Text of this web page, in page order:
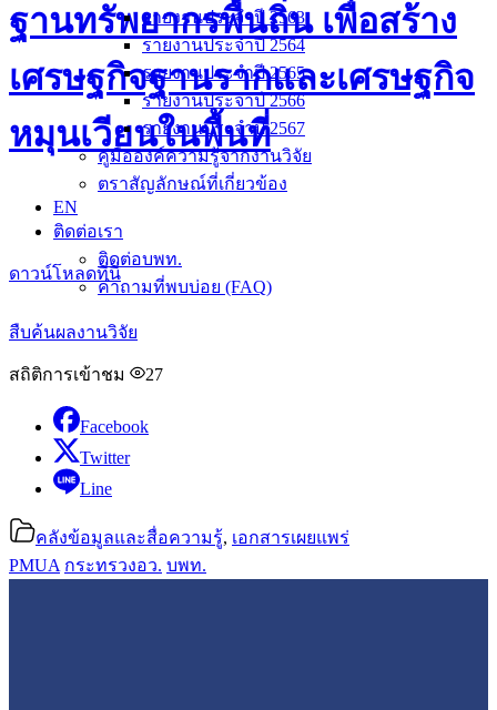
รายงานประจำปี 2563
รายงานประจำปี 2564
รายงานประจำปี 2565
รายงานประจำปี 2566
รายงานประจำปี 2567
คู่มือองค์ความรู้จากงานวิจัย
ตราสัญลักษณ์ที่เกี่ยวข้อง
EN
ติดต่อเรา
ติดต่อบพท.
คำถามที่พบบ่อย (FAQ)
สืบค้นผลงานวิจัย
ฐานทรัพยากรพื้นถิ่น เพื่อสร้าง
เศรษฐกิจฐานรากและเศรษฐกิจ
หมุนเวียนในพื้นที่
ดาวน์โหลดที่นี่
สถิติการเข้าชม 27
Facebook
Twitter
Line
คลังข้อมูลและสื่อความรู้, เอกสารเผยแพร่
PMUA กระทรวงอว. บพท.